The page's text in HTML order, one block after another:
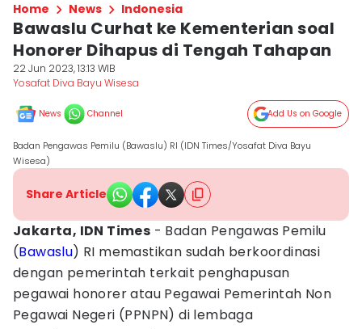
Home News Indonesia
Bawaslu Curhat ke Kementerian soal
Honorer Dihapus di Tengah Tahapan
22 Jun 2023, 13:13 WIB
Yosafat Diva Bayu Wisesa
News Channel Add Us on Google
Badan Pengawas Pemilu (Bawaslu) RI (IDN Times/Yosafat Diva Bayu
Wisesa)
Share Article
Jakarta, IDN Times - Badan Pengawas Pemilu
(Bawaslu) RI memastikan sudah berkoordinasi
dengan pemerintah terkait penghapusan
pegawai honorer atau Pegawai Pemerintah Non
Pegawai Negeri (PPNPN) di lembaga